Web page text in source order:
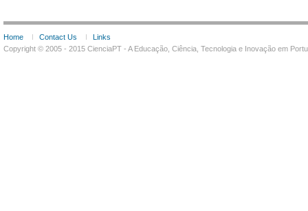
Home Contact Us
Links
Copyright © 2005 - 2015 CienciaPT - A Educação, Ciência, Tecnologia e Inovação em